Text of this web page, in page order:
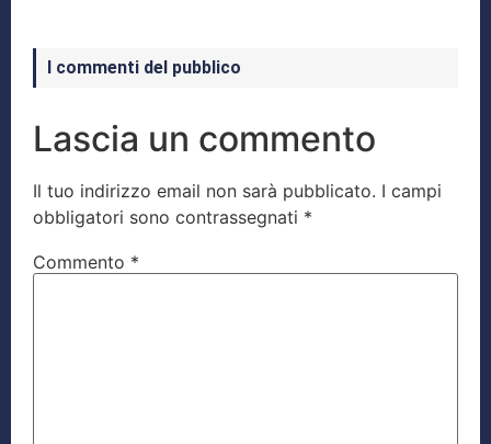
I commenti del pubblico
Lascia un commento
Il tuo indirizzo email non sarà pubblicato. I campi
obbligatori sono contrassegnati *
Commento *